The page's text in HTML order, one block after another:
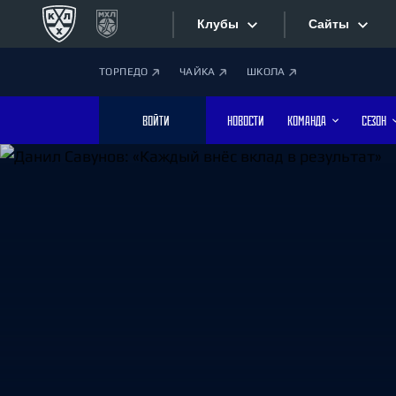
Клубы
Дивизион Боброва
Лада
Сайты
ТОРПЕДО ЧАЙКА ШКОЛА
ВОЙТИ НОВОСТИ КОМАНДА СЕЗОН